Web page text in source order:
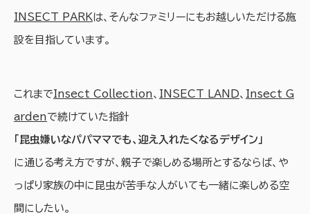
INSECT PARKは、そんなファミリーにもお越しいただける施
設を目指しています。
これまでInsect Collection 、 INSECT LAND、 Insect G
arden で続けていた指針
「昆虫嫌いなパパママでも、迎え入れたくなるデザイン」
に通じる考え方ですが、親子で楽しめる場所とするならば、や
っぱり家族の中に昆虫が苦手な人がいても一緒に楽しめる空
間にしたい。